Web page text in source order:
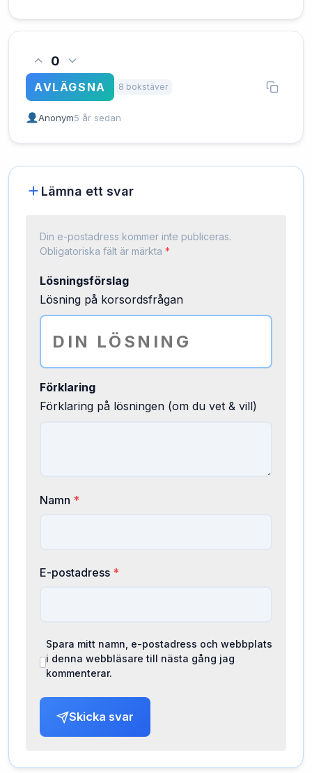
0
AVLÄGSNA 8 bokstäver
Anonym5 år sedan
Lämna ett svar
Din e-postadress kommer inte publiceras.
Obligatoriska fält är märkta *
Lösningsförslag
Lösning på korsordsfrågan
Förklaring
Förklaring på lösningen (om du vet & vill)
Namn *
E-postadress *
Spara mitt namn, e-postadress och webbplats
i denna webbläsare till nästa gång jag
kommenterar.
Skicka svar